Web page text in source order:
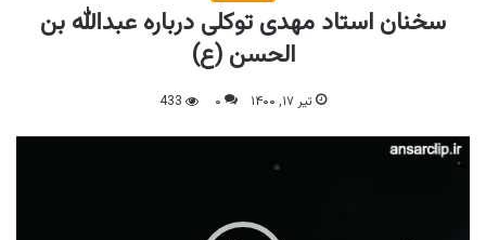
سخنان استاد مهدی توکلی درباره عبدالله بن
الحسن (ع)
تیر ۱۷, ۱۴۰۰ ۰ 433
نمایشگر
ویدیو